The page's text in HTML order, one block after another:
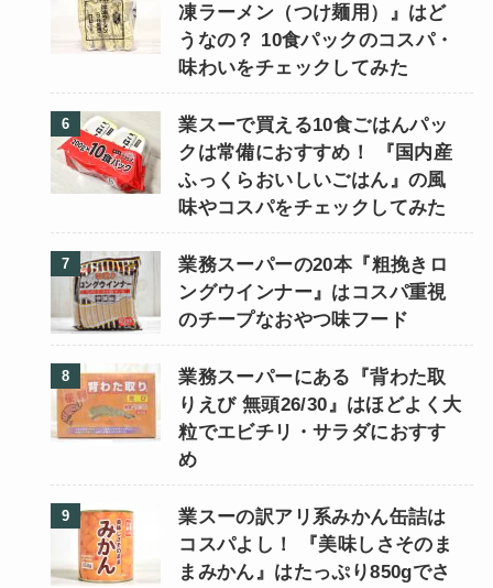
凍ラーメン（つけ麺用）』はど
うなの？ 10食パックのコスパ・
味わいをチェックしてみた
業スーで買える10食ごはんパッ
クは常備におすすめ！ 『国内産
ふっくらおいしいごはん』の風
味やコスパをチェックしてみた
業務スーパーの20本『粗挽きロ
ングウインナー』はコスパ重視
のチープなおやつ味フード
業務スーパーにある『背わた取
りえび 無頭26/30』はほどよく大
粒でエビチリ・サラダにおすす
め
業スーの訳アリ系みかん缶詰は
コスパよし！ 『美味しさそのま
まみかん』はたっぷり850gでさ